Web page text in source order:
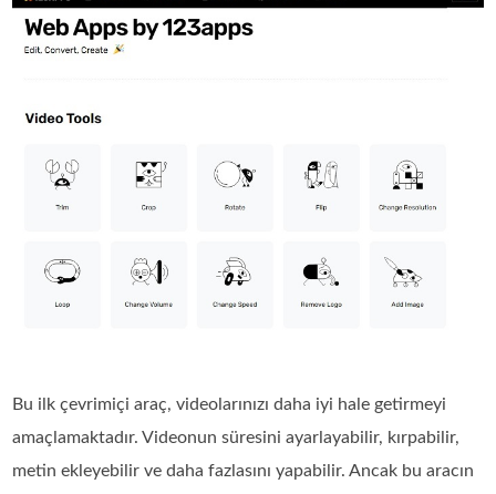
Bu ilk çevrimiçi araç, videolarınızı daha iyi hale getirmeyi
amaçlamaktadır. Videonun süresini ayarlayabilir, kırpabilir,
metin ekleyebilir ve daha fazlasını yapabilir. Ancak bu aracın